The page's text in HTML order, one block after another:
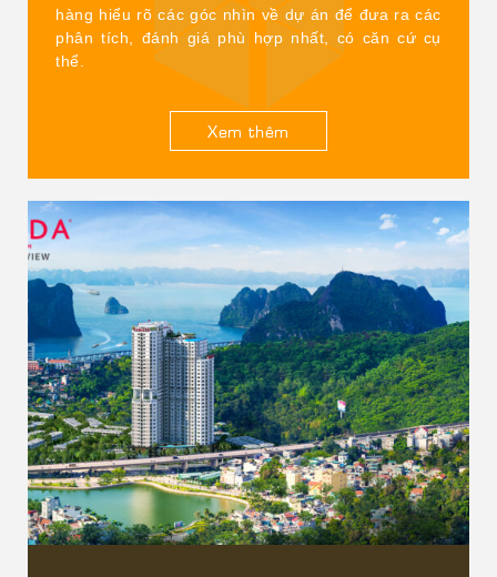
– Điện Thoại: (84) 2033 853 666 / (84) 7974 00000
– Website:
halongbayview.vn|ramadasuiteshalongbay.com
hàng hiểu rõ các góc nhìn về dự án để đưa ra các
phân tích, đánh giá phù hợp nhất, có căn cứ cụ
thể.
Xem thêm